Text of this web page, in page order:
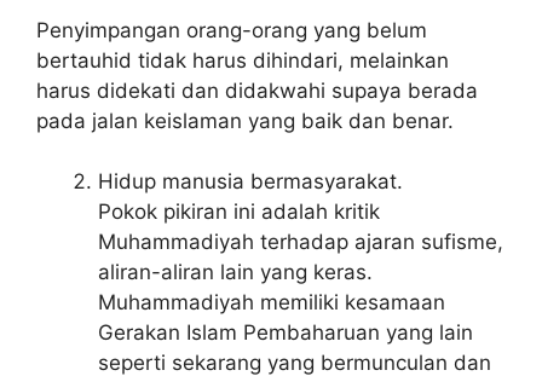
Penyimpangan orang-orang yang belum
bertauhid tidak harus dihindari, melainkan
harus didekati dan didakwahi supaya berada
pada jalan keislaman yang baik dan benar.
Hidup manusia bermasyarakat.
Pokok pikiran ini adalah kritik
Muhammadiyah terhadap ajaran sufisme,
aliran-aliran lain yang keras.
Muhammadiyah memiliki kesamaan
Gerakan Islam Pembaharuan yang lain
seperti sekarang yang bermunculan dan